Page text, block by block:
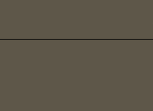
turinio